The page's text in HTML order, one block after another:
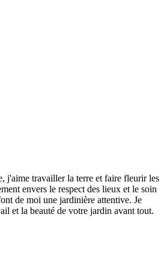
j'aime travailler la terre et faire fleurir les
envers le respect des lieux et le soin
de moi une jardinière attentive. Je
et la beauté de votre jardin avant tout.